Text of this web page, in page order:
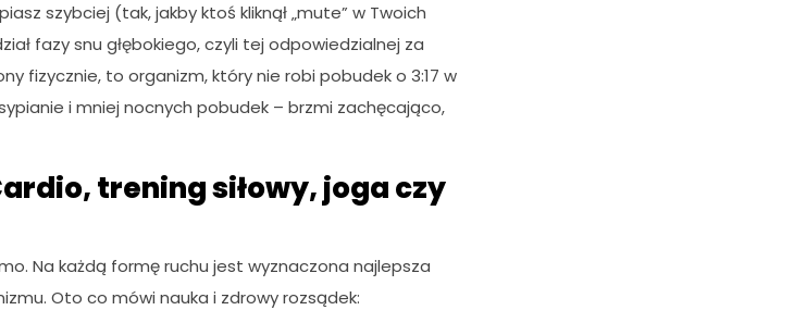
szybciej (tak, jakby ktoś kliknął „mute” w Twoich
fazy snu głębokiego, czyli tej odpowiedzialnej za
fizycznie, to organizm, który nie robi pobudek o 3:17 w
i mniej nocnych pobudek – brzmi zachęcająco,
trening siłowy, joga czy
Na każdą formę ruchu jest wyznaczona najlepsza
Oto co mówi nauka i zdrowy rozsądek: